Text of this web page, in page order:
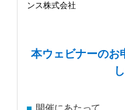
ンス株式会社
本ウェビナーのお